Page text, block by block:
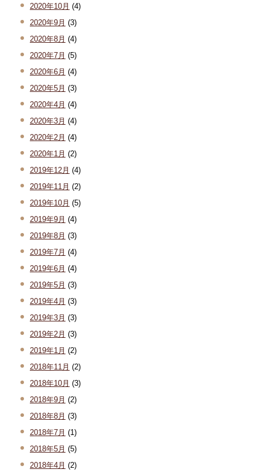
2020年10月 (4)
2020年9月 (3)
2020年8月 (4)
2020年7月 (5)
2020年6月 (4)
2020年5月 (3)
2020年4月 (4)
2020年3月 (4)
2020年2月 (4)
2020年1月 (2)
2019年12月 (4)
2019年11月 (2)
2019年10月 (5)
2019年9月 (4)
2019年8月 (3)
2019年7月 (4)
2019年6月 (4)
2019年5月 (3)
2019年4月 (3)
2019年3月 (3)
2019年2月 (3)
2019年1月 (2)
2018年11月 (2)
2018年10月 (3)
2018年9月 (2)
2018年8月 (3)
2018年7月 (1)
2018年5月 (5)
2018年4月 (2)